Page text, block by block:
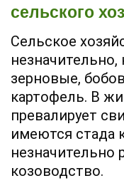
сельского
Сельское
зерновые,
картофель. В
превалирует
имеются стада
незначительно
козоводство.